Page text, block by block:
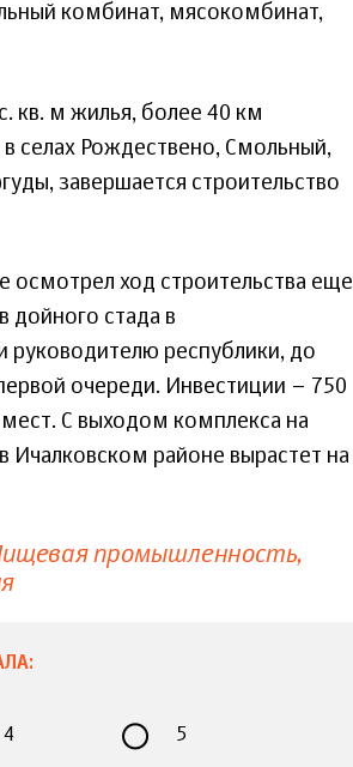
комбинат, мясокомбинат,
кв. м жилья, более 40 км
селах Рождествено, Смольный,
завершается строительство
осмотрел ход строительства еще
дойного стада в
руководителю республики, до
очереди. Инвестиции – 750
С выходом комплекса на
районе вырастет на
промышленность
4 5